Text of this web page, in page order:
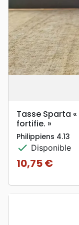
Tasse Sparta
fortifie. »
Philippiens 4.13
check Disponible
Prix
10,75 €